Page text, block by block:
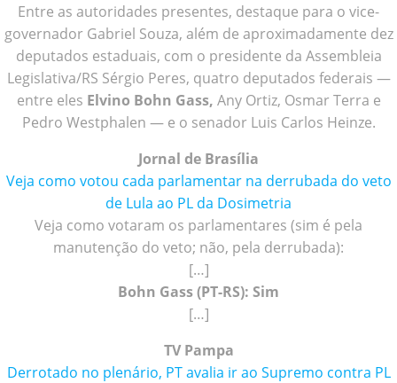
Entre as autoridades presentes, destaque para o vice-
governador Gabriel Souza, além de aproximadamente dez
deputados estaduais, com o presidente da Assembleia
Legislativa/RS Sérgio Peres, quatro deputados federais —
entre eles Elvino Bohn Gass, Any Ortiz, Osmar Terra e
Pedro Westphalen — e o senador Luis Carlos Heinze.
Jornal de Brasília
Veja como votou cada parlamentar na derrubada do veto
de Lula ao PL da Dosimetria
Veja como votaram os parlamentares (sim é pela
manutenção do veto; não, pela derrubada):
[…]
Bohn Gass (PT-RS): Sim
[…]
TV Pampa
Derrotado no plenário, PT avalia ir ao Supremo contra PL